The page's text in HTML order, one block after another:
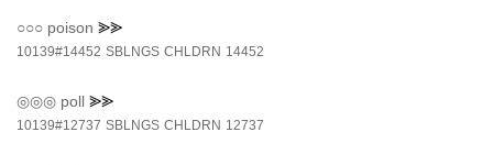
○○○ poison ⪢⪢
10139#14452 SBLNGS CHLDRN 14452
◎◎◎ poll ⪢⪢
10139#12737 SBLNGS CHLDRN 12737